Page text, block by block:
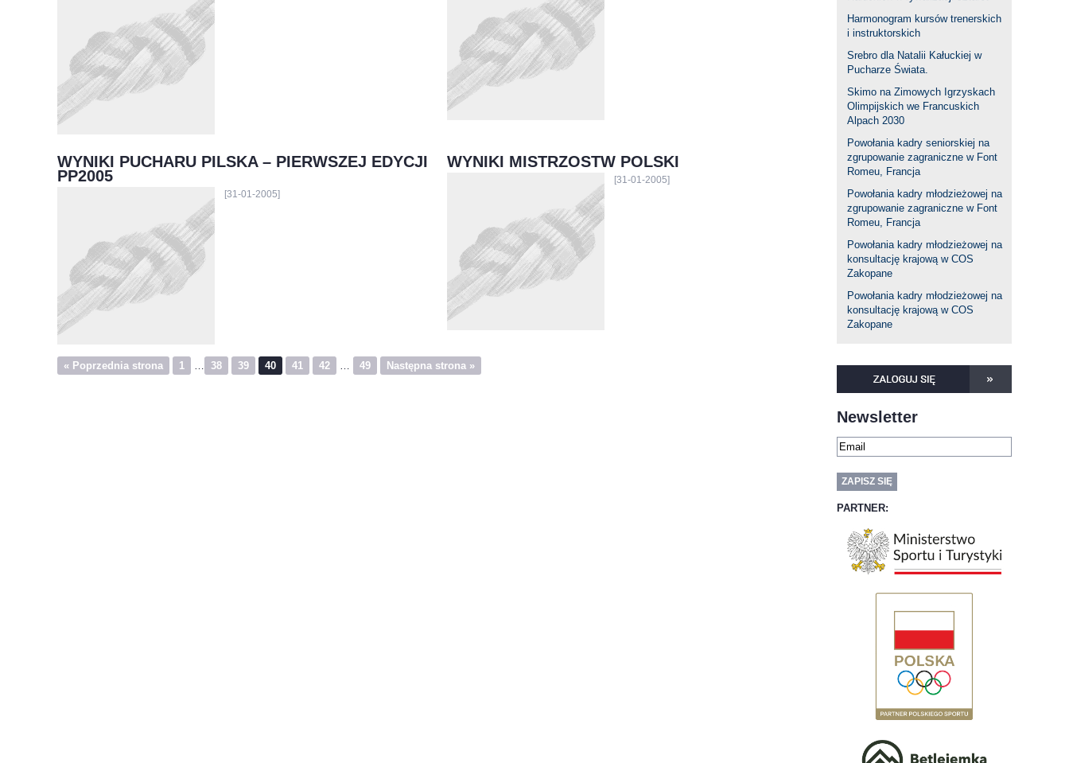
Harmonogram kursów trenerskich
i instruktorskich
Srebro dla Natalii Kałuckiej w
Pucharze Świata.
Skimo na Zimowych Igrzyskach
Olimpijskich we Francuskich
Alpach 2030
Powołania kadry seniorskiej na
zgrupowanie zagraniczne w Font
Romeu, Francja
Powołania kadry młodzieżowej na
zgrupowanie zagraniczne w Font
Romeu, Francja
Powołania kadry młodzieżowej na
konsultację krajową w COS
Zakopane
Powołania kadry młodzieżowej na
konsultację krajową w COS
Zakopane
Newsletter
PARTNER:
WYNIKI PUCHARU PILSKA – PIERWSZEJ EDYCJI
PP2005
[31-01-2005]
WYNIKI MISTRZOSTW POLSKI
[31-01-2005]
« Poprzednia strona 1 … 38 39 40 41 42 … 49 Następna strona »